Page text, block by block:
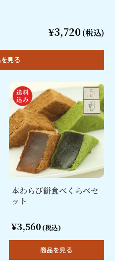
¥3,720 (税込)
見る
本わらび餅食べくらべセ
ット
¥3,560 (税込)
商品を見る